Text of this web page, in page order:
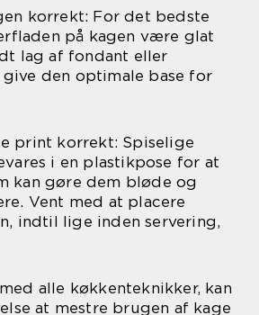
korrekt: For det bedste
på kagen være glat
lag af fondant eller
give den optimale base for
print korrekt: Spiselige
i en plastikpose for at
kan gøre dem bløde og
Vent med at placere
indtil lige inden servering,
alle køkkenteknikker, kan
at mestre brugen af kage